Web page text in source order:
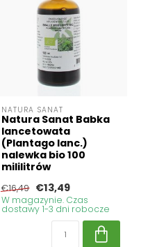
NATURA SANAT
Natura Sanat Babka
lancetowata
(Plantago lanc.)
nalewka bio 100
mililitrów
€16,49 €13,49
W magazynie. Czas
dostawy 1-3 dni robocze